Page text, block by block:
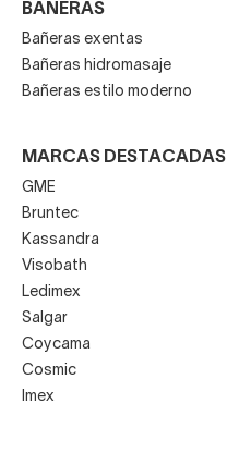
BAÑERAS
Bañeras exentas
Bañeras hidromasaje
Bañeras estilo moderno
MARCAS DESTACADAS
GME
Bruntec
Kassandra
Visobath
Ledimex
Salgar
Coycama
Cosmic
Imex